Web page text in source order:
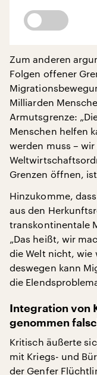
Zum anderen
Folgen offener
Milliarden
Armutsgrenze:
Menschen helfen
werden muss –
Grenzen öffnen,
Hinzukomme,
aus den
transkontinentale
„Das heißt, wir
die Welt nicht, wie
deswegen kann
die
Integration von
genommen
Kritisch äußerte
mit Kriegs- und
der Genfer